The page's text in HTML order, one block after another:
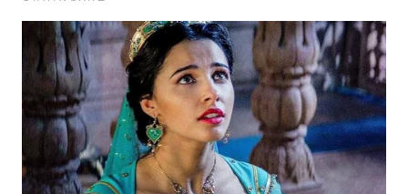
BEKASI
WN
BOGOR
WN
DEPOK